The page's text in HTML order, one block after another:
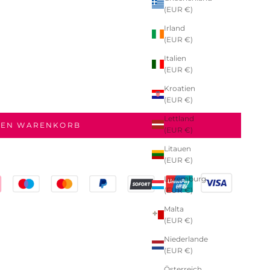
(EUR €)
Irland
(EUR €)
Italien
(EUR €)
Kroatien
(EUR €)
Lettland
(EUR €)
Litauen
(EUR €)
Luxemburg
(EUR €)
Malta
(EUR €)
Niederlande
(EUR €)
WARENKORB